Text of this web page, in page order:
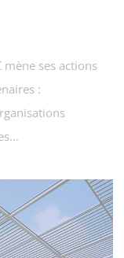
mène ses actions
: